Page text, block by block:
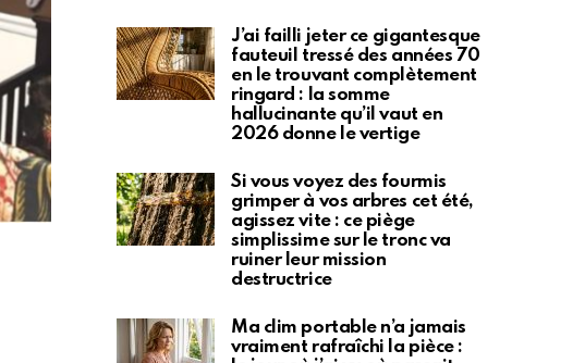
J’ai failli jeter ce gigantesque
fauteuil tressé des années 70
en le trouvant complètement
ringard : la somme
hallucinante qu’il vaut en
2026 donne le vertige
Si vous voyez des fourmis
grimper à vos arbres cet été,
agissez vite : ce piège
simplissime sur le tronc va
ruiner leur mission
destructrice
Ma clim portable n’a jamais
vraiment rafraîchi la pièce :